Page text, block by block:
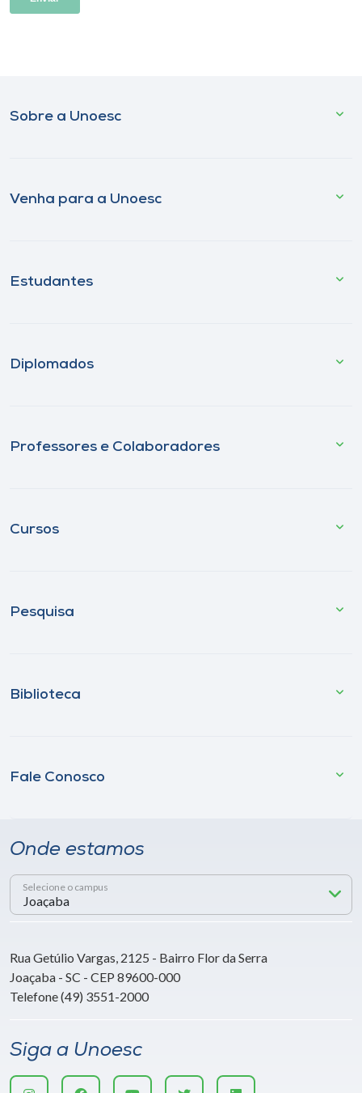
Sobre a Unoesc
Venha para a Unoesc
Estudantes
Diplomados
Professores e Colaboradores
Cursos
Pesquisa
Biblioteca
Fale Conosco
Onde estamos
Selecione o campus
Rua Getúlio Vargas, 2125 - Bairro Flor da Serra
Joaçaba - SC - CEP 89600-000
Telefone (49) 3551-2000
Siga a Unoesc